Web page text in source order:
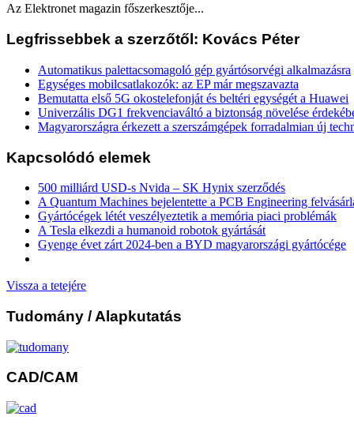
Az Elektronet magazin főszerkesztője...
Legfrissebbek a szerzőtől: Kovács Péter
Automatikus palettacsomagoló gép gyártósorvégi alkalmazásra
Egységes mobilcsatlakozók: az EP már megszavazta
Bemutatta első 5G okostelefonját és beltéri egységét a Huawei
Univerzális DG1 frekvenciaváltó a biztonság növelése
Magyarországra érkezett a szerszámgépek forradalmian új
Kapcsolódó elemek
500 milliárd USD-s Nvida – SK Hynix szerződés
A Quantum Machines bejelentette a PCB Engineering
Gyártócégek létét veszélyeztetik a memória piaci problémák
A Tesla elkezdi a humanoid robotok gyártását
Gyenge évet zárt 2024-ben a BYD magyarországi gyártócége
Vissza a tetejére
Tudomány / Alapkutatás
CAD/CAM